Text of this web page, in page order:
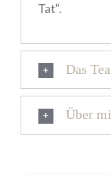
Tat“.
Das
Über